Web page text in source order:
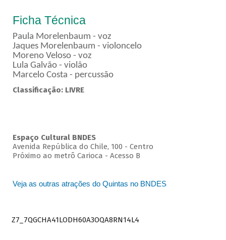
Ficha Técnica
Paula Morelenbaum - voz
Jaques Morelenbaum - violoncelo
Moreno Veloso - voz
Lula Galvão - violão
Marcelo Costa - percussão
Classificação: LIVRE
Espaço Cultural BNDES
Avenida República do Chile, 100 - Centro
Próximo ao metrô Carioca - Acesso B
Veja as outras atrações do Quintas no BNDES
Z7_7QGCHA41LODH60A3OQA8RN14L4